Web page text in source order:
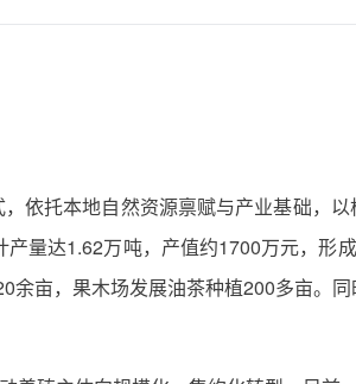
依托本地自然资源禀赋与产业基础，
量达1.62万吨，产值约1700万元，形
亩，果木场发展油茶种植200多亩。